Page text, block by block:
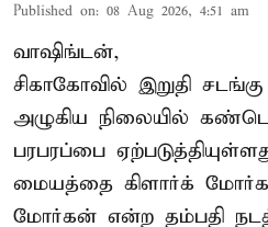
Published on: 08 Aug 2026, 4:51 am
வாஷிங்டன்,
சிகாகோவில் இறுதி
அழுகிய நிலையில்
பரபரப்பை
மையத்தை கிளார்க்
மோர்கன் என்ற தம்பதி